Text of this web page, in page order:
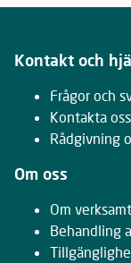
Kontakt och
Frågor och
Kontakta oss
Rådgivning
Om oss
Om
Behandling